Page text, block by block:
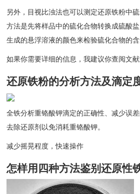
另外，目视比浊法也可以测定还原铁粉中
方法是先将样品中的硫化合物转换成硫酸
生成的悬浮溶液的颜色来检验硫化合物的含
如果你需要详细的信息，我建议你查阅文献
还原铁粉的分析方法及滴定
全铁分析重铬酸钾滴定的正确性、减少误
去除还原剂以免消耗重铬酸钾。
减少摇晃程度，快速操作
怎样用四种方法鉴别还原性